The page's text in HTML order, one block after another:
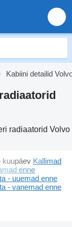
Kabiini detailid
radiaatorid Volvo
kuupäev Kallimad
enne
- uuemad enne
- vanemad enne